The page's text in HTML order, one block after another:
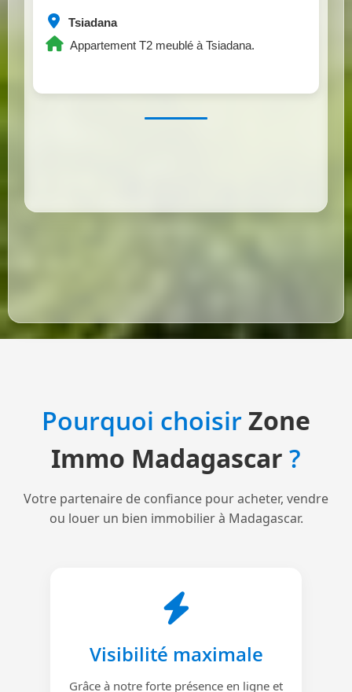
Tsiadana
Appartement T2 meublé à Tsiadana.
Pourquoi choisirZone
Immo Madagascar ?
Votre partenaire de confiance pour acheter, vendre
ou louer un bien immobilier à Madagascar.
Visibilité maximale
Grâce à notre forte présence en ligne et